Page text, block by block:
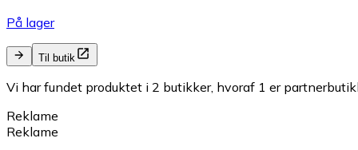
På lager
Til butik
Vi har fundet produktet i 2 butikker, hvoraf 1 er
Reklame
Reklame